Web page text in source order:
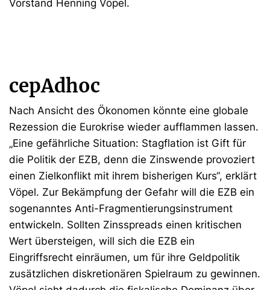
Vorstand Henning Vöpel.
cepAdhoc
Nach Ansicht des Ökonomen könnte eine globale
Rezession die Eurokrise wieder aufflammen lassen.
„Eine gefährliche Situation: Stagflation ist Gift für
die Politik der EZB, denn die Zinswende provoziert
einen Zielkonflikt mit ihrem bisherigen Kurs“, erklärt
Vöpel. Zur Bekämpfung der Gefahr will die EZB ein
sogenanntes Anti-Fragmentierungsinstrument
entwickeln. Sollten Zinsspreads einen kritischen
Wert übersteigen, will sich die EZB ein
Eingriffsrecht einräumen, um für ihre Geldpolitik
zusätzlichen diskretionären Spielraum zu gewinnen.